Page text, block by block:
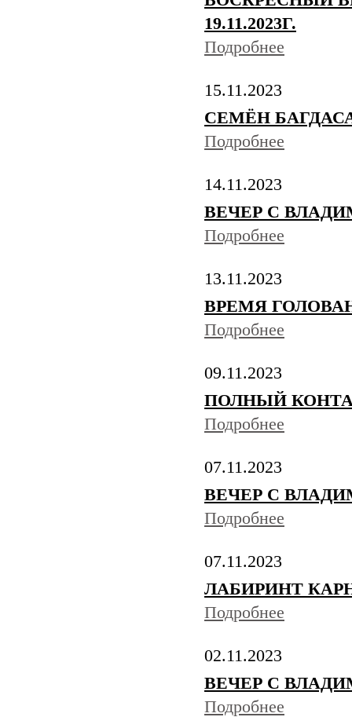
19.11.2023Г.
Подробнее
15.11.2023
СЕМЁН
Подробнее
14.11.2023
ВЕЧЕР С
Подробнее
13.11.2023
ВРЕМЯ
Подробнее
09.11.2023
ПОЛНЫЙ
Подробнее
07.11.2023
ВЕЧЕР С
Подробнее
07.11.2023
ЛАБИРИНТ
Подробнее
02.11.2023
ВЕЧЕР С
Подробнее